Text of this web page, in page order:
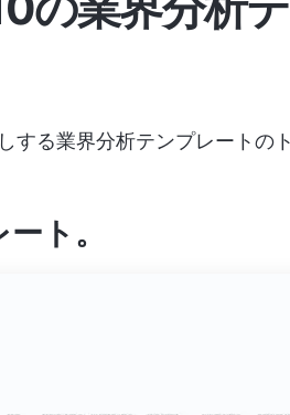
する業界分析テンプレートの
ト 。